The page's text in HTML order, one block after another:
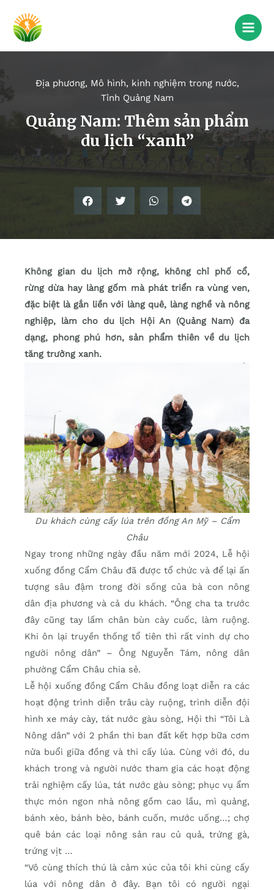
Địa phương, Mô hình, kinh nghiệm trong nước,
Tỉnh Quảng Nam
Quảng Nam: Thêm sản phẩm
du lịch “xanh”
Không gian du lịch mở rộng, không chỉ phố cổ,
rừng dừa hay làng gốm mà phát triển ra vùng ven,
đặc biệt là gắn liền với làng quê, làng nghề và nông
nghiệp, làm cho du lịch Hội An (Quảng Nam) đa
dạng, phong phú hơn, sản phẩm thiên về du lịch
tăng trưởng xanh.
Du khách cùng cấy lúa trên đồng An Mỹ – Cẩm
Châu
Ngay trong những ngày đầu năm mới 2024, Lễ hội
xuống đồng Cẩm Châu đã được tổ chức và để lại ấn
tượng sâu đậm trong đời sống của bà con nông
dân địa phương và cả du khách. “Ông cha ta trước
đây cũng tay lấm chân bùn cày cuốc, làm ruộng.
Khi ôn lại truyền thống tổ tiên thì rất vinh dự cho
người nông dân” – Ông Nguyễn Tám, nông dân
phường Cẩm Châu chia sẻ.
Lễ hội xuống đồng Cẩm Châu đồng loạt diễn ra các
hoạt động trình diễn trâu cày ruộng, trình diễn đội
hình xe máy cày, tát nước gàu sòng, Hội thi “Tôi Là
Nông dân” với 2 phần thi ban đất kết hợp bữa cơm
nửa buổi giữa đồng và thi cấy lúa. Cùng với đó, du
khách trong và người nước tham gia các hoạt động
trải nghiệm cấy lúa, tát nước gàu sòng; phục vụ ẩm
thực món ngon nhà nông gồm cao lầu, mì quảng,
bánh xèo, bánh bèo, bánh cuốn, mước uống…; chợ
quê bán các loại nông sản rau củ quả, trứng gà,
trứng vịt …
“Vô cùng thích thú là cảm xúc của tôi khi cùng cấy
lúa với nông dân ở đây. Bạn tôi có người ngại